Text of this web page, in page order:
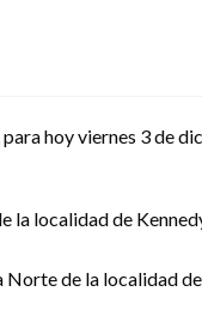
hoy viernes 3 de
localidad de
de la localidad